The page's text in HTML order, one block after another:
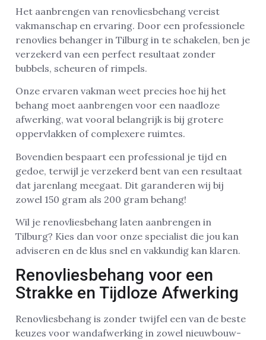
Het aanbrengen van renovliesbehang vereist
vakmanschap en ervaring. Door een professionele
renovlies behanger in Tilburg in te schakelen, ben je
verzekerd van een perfect resultaat zonder
bubbels, scheuren of rimpels.
Onze ervaren vakman weet precies hoe hij het
behang moet aanbrengen voor een naadloze
afwerking, wat vooral belangrijk is bij grotere
oppervlakken of complexere ruimtes.
Bovendien bespaart een professional je tijd en
gedoe, terwijl je verzekerd bent van een resultaat
dat jarenlang meegaat. Dit garanderen wij bij
zowel 150 gram als 200 gram behang!
Wil je renovliesbehang laten aanbrengen in
Tilburg? Kies dan voor onze specialist die jou kan
adviseren en de klus snel en vakkundig kan klaren.
Renovliesbehang voor een
Strakke en Tijdloze Afwerking
Renovliesbehang is zonder twijfel een van de beste
keuzes voor wandafwerking in zowel nieuwbouw-